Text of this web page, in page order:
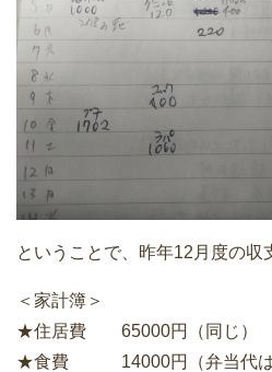
ということで、昨年12月度の収
＜家計簿＞
★住居費 65000円（同じ）
★食費 14000円（弁当代は